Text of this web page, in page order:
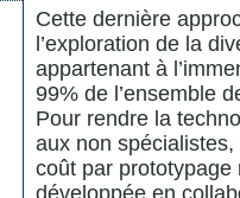
Cette dernière
l’exploration de la
appartenant à
99% de l’ensemble
Pour rendre la
aux non
coût par
développée en